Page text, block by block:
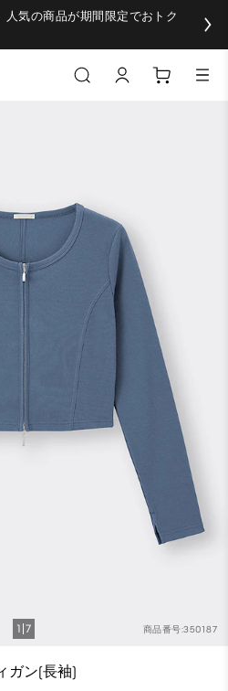
気の商品が期間限定でおトク
商品番号:350187
1 7
ガン(長袖)